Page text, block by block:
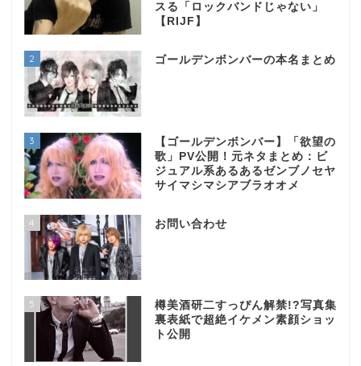
スる「ロックバンドじゃない」
【RIJF】
2 ゴールデンボンバーの本名まとめ
3
【ゴールデンボンバー】「欲望の
歌」PV公開！元ネタまとめ：ビ
ジュアル系あるあるゼンブノセヤ
サイマシマシアブラオオメ
4 お問い合わせ
5
樽美酒研二すっぴん解禁!?写真集
裏表紙で超絶イケメン素顔ショッ
ト公開